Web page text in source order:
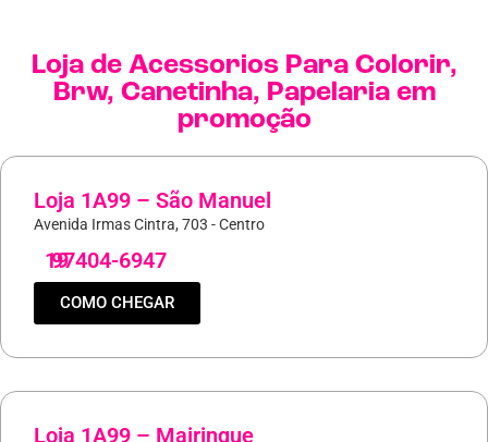
Loja de Acessorios Para Colorir,
Brw, Canetinha, Papelariaem
promoção
Loja 1A99 – São Manuel
Avenida Irmas Cintra, 703 - Centro
19
97404-6947
COMO CHEGAR
Loja 1A99 – Mairinque